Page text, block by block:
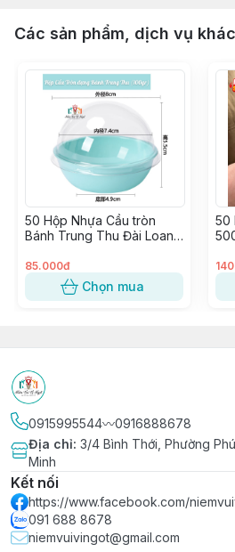
🔰 Tư vấn & phục vụ tận tình chu
🔰 Phân phối Sỉ & Lẻ toàn quốc
🔰 Nhập hàng trực tiếp, không
Nhà Máy lớn uy tín
Các sản phẩm, dịch vụ khác
50 Hộp Nhựa Cầu tròn
Bánh Trung Thu Đài Loan
Lava ~ 1 Ô (W80)
85.000đ
Chọn mua
50
0915995544〰️0916888678
Địa chỉ: 3/4 Bình Thới, Phường
Minh
Kết nối
https://www.facebook.com/
091 688 8678
niemvuivingot@gmail.com